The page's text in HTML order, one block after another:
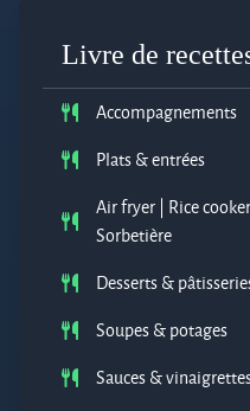
Livre de
Accompagnements
Plats & entrées
Air fryer | Rice
Sorbetière
Desserts &
Soupes & potages
Sauces &